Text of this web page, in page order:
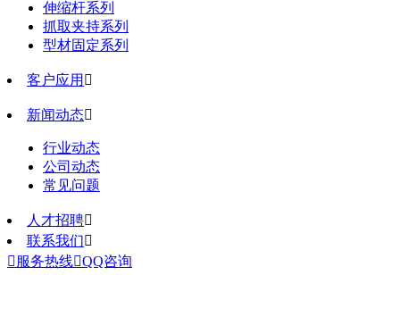
伸缩杆系列
抓取夹持系列
型材固定系列
客户应用 
新闻动态
行业动态
公司动态
常见问题
人才招聘
联系我们
 服务热线QQ咨询